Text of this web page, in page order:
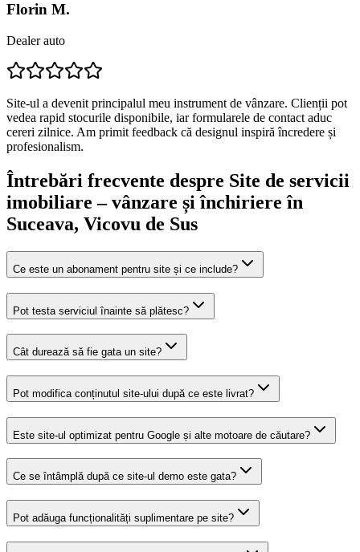
Florin M.
Dealer auto
Site-ul a devenit principalul meu instrument de vânzare. Clienții pot
vedea rapid stocurile disponibile, iar formularele de contact aduc
cereri zilnice. Am primit feedback că designul inspiră încredere și
profesionalism.
Întrebări frecvente despre Site de servicii
imobiliare – vânzare și închiriere în
Suceava, Vicovu de Sus
Ce este un abonament pentru site și ce include?
Pot testa serviciul înainte să plătesc?
Cât durează să fie gata un site?
Pot modifica conținutul site-ului după ce este livrat?
Este site-ul optimizat pentru Google și alte motoare de căutare?
Ce se întâmplă după ce site-ul demo este gata?
Pot adăuga funcționalități suplimentare pe site?